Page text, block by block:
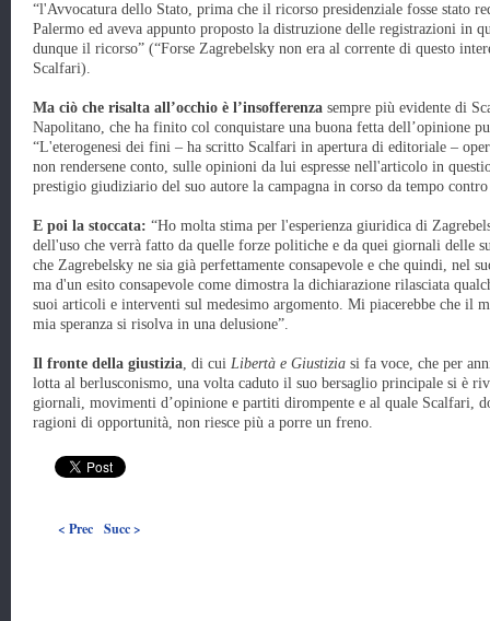
“l'Avvocatura dello Stato, prima che il ricorso presidenziale fosse stato
Palermo ed aveva appunto proposto la distruzione delle registrazioni in
dunque il ricorso” (“Forse Zagrebelsky non era al corrente di questo
Scalfari).
Ma ciò che risalta all’occhio è l’insofferenza sempre più evidente di
Napolitano, che ha finito col conquistare una buona fetta dell’opinione
“L'eterogenesi dei fini – ha scritto Scalfari in apertura di editoriale –
non rendersene conto, sulle opinioni da lui espresse nell'articolo in
prestigio giudiziario del suo autore la campagna in corso da tempo
E poi la stoccata: “Ho molta stima per l'esperienza giuridica di
dell'uso che verrà fatto da quelle forze politiche e da quei giornali delle
che Zagrebelsky ne sia già perfettamente consapevole e che quindi, nel
ma d'un esito consapevole come dimostra la dichiarazione rilasciata
suoi articoli e interventi sul medesimo argomento. Mi piacerebbe che il
mia speranza si risolva in una delusione”.
Il fronte della giustizia, di cui Libertà e Giustizia si fa voce, che per
lotta al berlusconismo, una volta caduto il suo bersaglio principale si è
giornali, movimenti d’opinione e partiti dirompente e al quale Scalfari,
ragioni di opportunità, non riesce più a porre un freno.
< Prec Succ >